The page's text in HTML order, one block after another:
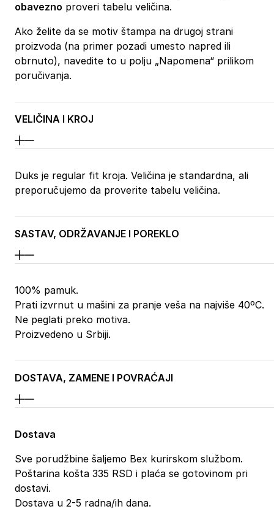
obavezno proveri tabelu veličina.
Ako želite da se motiv štampa na drugoj strani
proizvoda (na primer pozadi umesto napred ili
obrnuto), navedite to u polju „Napomena“ prilikom
poručivanja.
VELIČINA I KROJ
Duks je regular fit kroja. Veličina je standardna, ali
preporučujemo da proverite tabelu veličina.
SASTAV, ODRŽAVANJE I POREKLO
100% pamuk.
Prati izvrnut u mašini za pranje veša na najviše 40ºC.
Ne peglati preko motiva.
Proizvedeno u Srbiji.
DOSTAVA, ZAMENE I POVRAĆAJI
Dostava
Sve porudžbine šaljemo Bex kurirskom službom.
Poštarina košta 335 RSD i plaća se gotovinom pri
dostavi.
Dostava u 2-5 radna/ih dana.